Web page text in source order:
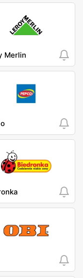
Merlin